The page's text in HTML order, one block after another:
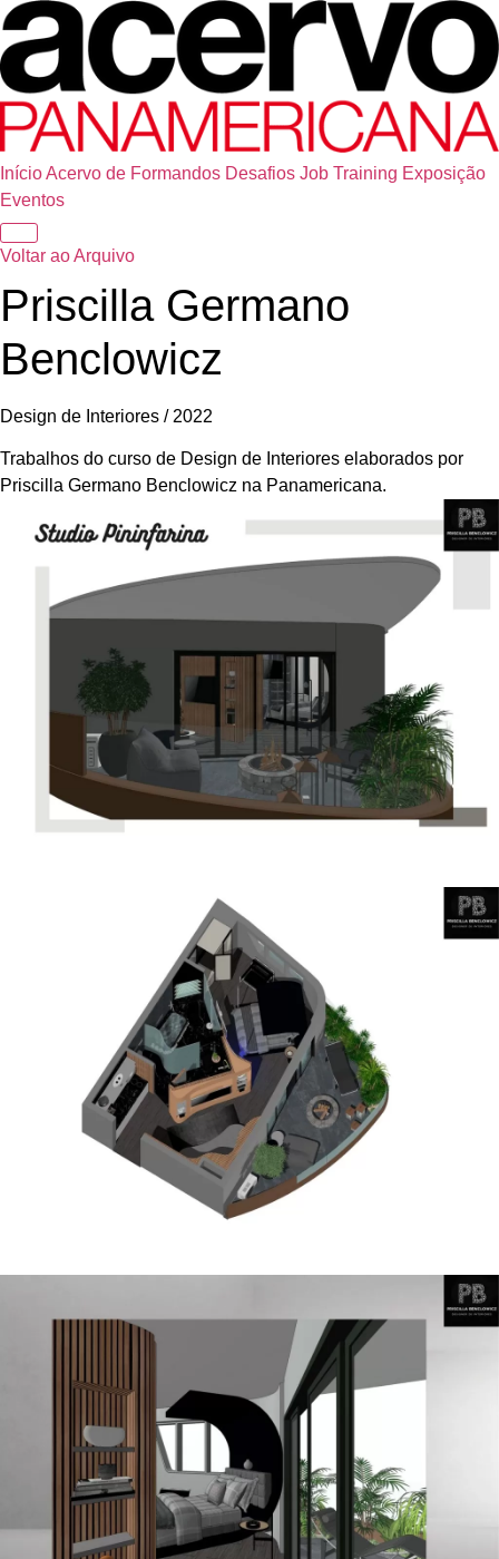
InícioAcervo de Formandos Desafios Job Training Exposição
Eventos
Voltar ao Arquivo
Priscilla Germano
Benclowicz
Design de Interiores / 2022
Trabalhos do curso de Design de Interiores elaborados por
Priscilla Germano Benclowicz na Panamericana.